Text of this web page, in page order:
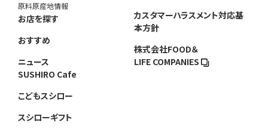
原料原産地情報
お店を探す
おすすめ
ニュース
SUSHIRO Cafe
こどもスシロー
スシローギフト
カスタマーハラスメント対応基
本方針
株式会社FOOD＆
LIFE COMPANIES